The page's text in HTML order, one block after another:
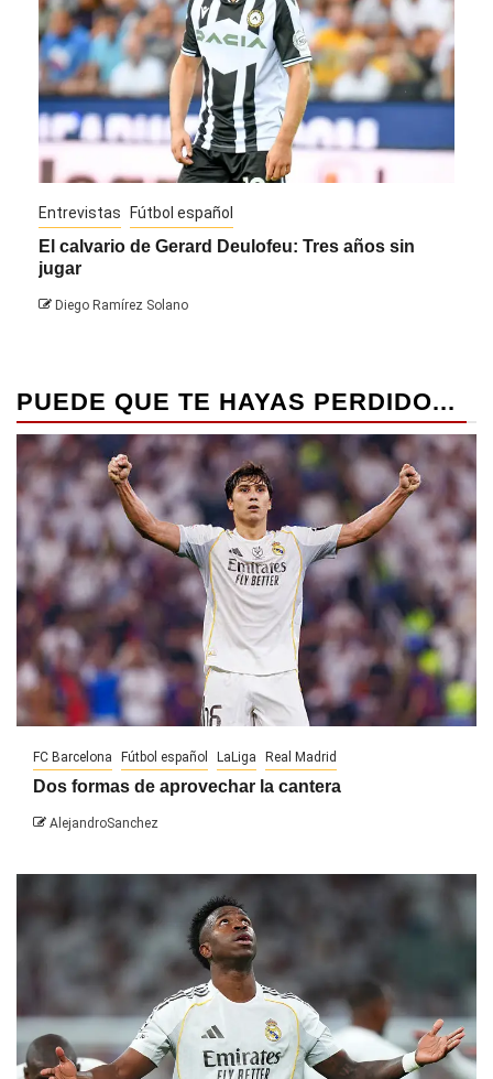
Entrevistas Fútbol español
El calvario de Gerard Deulofeu: Tres años sin
jugar
Diego Ramírez Solano
PUEDE QUE TE HAYAS PERDIDO...
FC Barcelona Fútbol español LaLiga Real Madrid
Dos formas de aprovechar la cantera
AlejandroSanchez